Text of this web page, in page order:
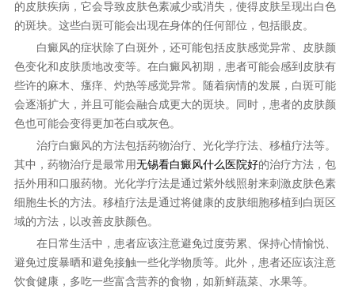
的皮肤疾病，它会导致皮肤色素减少或消失，使得皮肤呈现出白色
的斑块。这些白斑可能会出现在身体的任何部位，包括眼皮。
白癜风的症状除了白斑外，还可能包括皮肤感觉异常、皮肤颜
色变化和皮肤质地改变等。在白癜风初期，患者可能会感到皮肤有
些许的麻木、瘙痒、灼热等感觉异常。随着病情的发展，白斑可能
会逐渐扩大，并且可能会融合成更大的斑块。同时，患者的皮肤颜
色也可能会变得更加苍白或灰色。
治疗白癜风的方法包括药物治疗、光化学疗法、移植疗法等。
其中，药物治疗是最常用无锡看白癜风什么医院好的治疗方法，包
括外用和口服药物。光化学疗法是通过紫外线照射来刺激皮肤色素
细胞生长的方法。移植疗法是通过将健康的皮肤细胞移植到白斑区
域的方法，以改善皮肤颜色。
在日常生活中，患者应该注意避免过度劳累、保持心情愉悦、
避免过度暴晒和避免接触一些化学物质等。此外，患者还应该注意
饮食健康，多吃一些富含营养的食物，如新鲜蔬菜、水果等。